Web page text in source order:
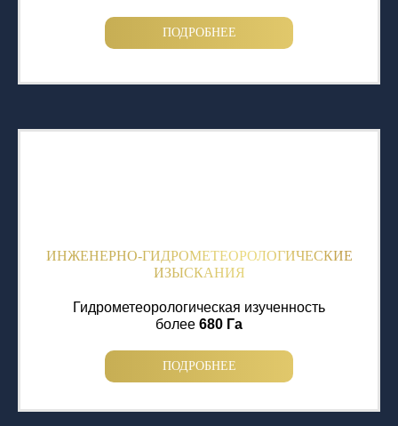
ПОДРОБНЕЕ
ИНЖЕНЕРНО-ГИДРОМЕТЕОРОЛОГИЧЕСКИЕ
ИЗЫСКАНИЯ
Гидрометеорологическая изученность
более 680 Га
ПОДРОБНЕЕ